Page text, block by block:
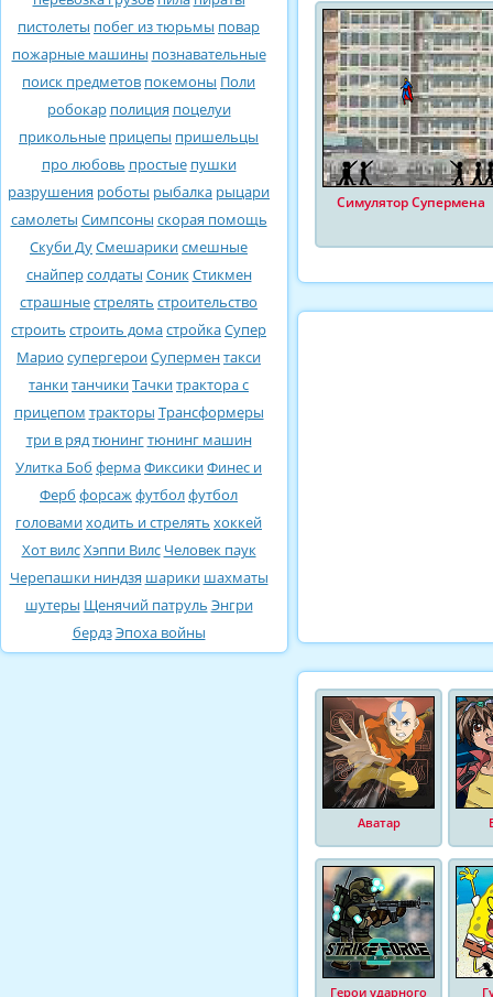
пистолеты побег из тюрьмы повар
пожарные машины познавательные
поиск предметов покемоны Поли
робокар полиция поцелуи
прикольные прицепы пришельцы
про любовь простые пушки
разрушения роботы рыбалка рыцари
самолеты Симпсоны скорая помощь
Скуби ДуСмешарикисмешные
снайперсолдаты СоникСтикмен
страшныестрелять строительство
строить строить домастройкаСупер
Марио супергероиСуперментакси
танкитанчикиТачкитрактора с
прицепом тракторы Трансформеры
три в рядтюнингтюнинг машин
Улитка Боб фермаФиксикиФинес и
Ферб форсажфутболфутбол
головамиходить и стрелять хоккей
Хот вилсХэппи Вилс Человек паук
Черепашки ниндзя шарики шахматы
шутеры Щенячий патруль Энгри
бердзЭпоха войны
Симулятор Супермена
Аватар
Герои ударного